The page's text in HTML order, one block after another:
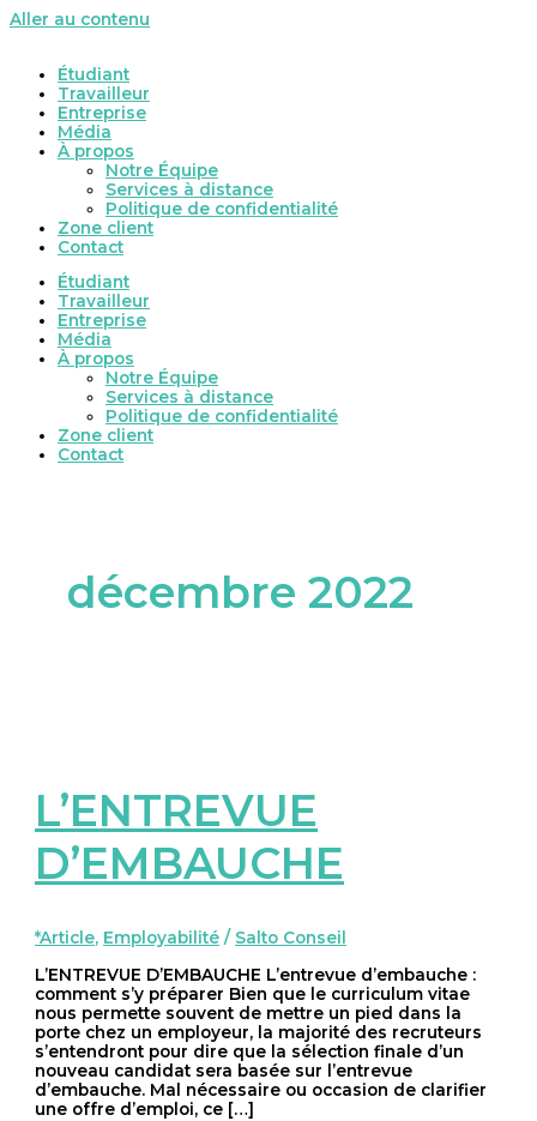
Aller au contenu
Étudiant
Travailleur
Entreprise
Média
À propos
Notre Équipe
Services à distance
Politique de confidentialité
Zone client
Contact
Étudiant
Travailleur
Entreprise
Média
À propos
Notre Équipe
Services à distance
Politique de confidentialité
Zone client
Contact
décembre 2022
L’ENTREVUE
D’EMBAUCHE
*Article, Employabilité / Salto Conseil
L’ENTREVUE D’EMBAUCHE L’entrevue d’embauche :
comment s’y préparer Bien que le curriculum vitae
nous permette souvent de mettre un pied dans la
porte chez un employeur, la majorité des recruteurs
s’entendront pour dire que la sélection finale d’un
nouveau candidat sera basée sur l’entrevue
d’embauche. Mal nécessaire ou occasion de clarifier
une offre d’emploi, ce […]